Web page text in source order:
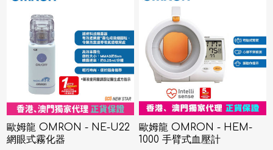
歐姆龍 OMRON - NE-U22
網眼式霧化器
歐姆龍 OMRON - HEM-
1000 手臂式血壓計